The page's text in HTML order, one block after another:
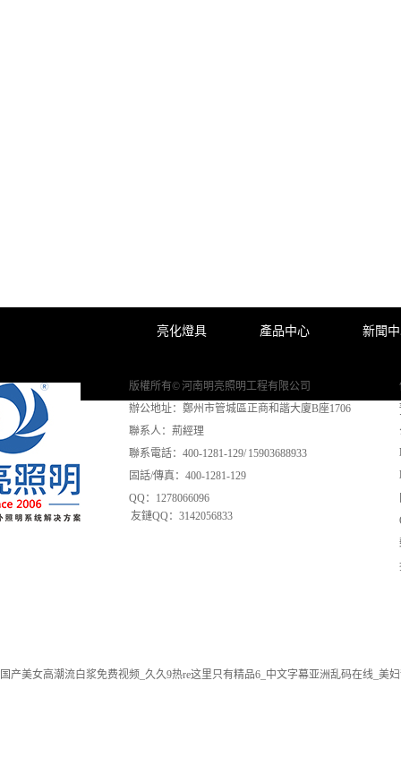
亮化燈具 產品中心 新聞
版權所有© 河南明亮照明工程有限公司
辦公地址：鄭州市管城區正商和諧大廈B座1706
聯系人：荊經理
聯系電話：400-1281-129/ 15903688933
固話/傳真：400-1281-129
QQ：1278066096
友鏈QQ：3142056833
国产美女高潮流白浆免费视频_久久9热re这里只有精品6_中文字幕亚洲乱码在线_美